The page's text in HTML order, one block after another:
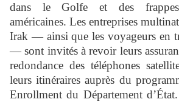
dans le Golfe et des frappes
américaines. Les entreprises
Irak — ainsi que les voyageurs en
— sont invités à revoir leurs
redondance des téléphones
leurs itinéraires auprès du
Enrollment du Département